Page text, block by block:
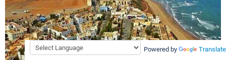
Powered by Translate